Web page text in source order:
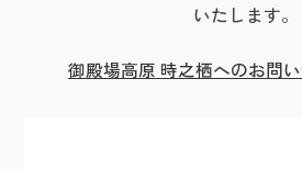
いたします。
御殿場高原 時之栖へのお問